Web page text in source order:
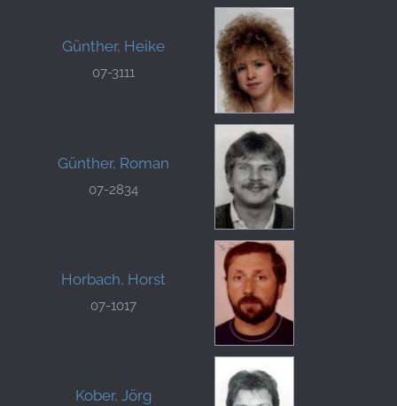
Günther, Heike
07-3111
Günther, Roman
07-2834
Horbach, Horst
07-1017
Kober, Jörg